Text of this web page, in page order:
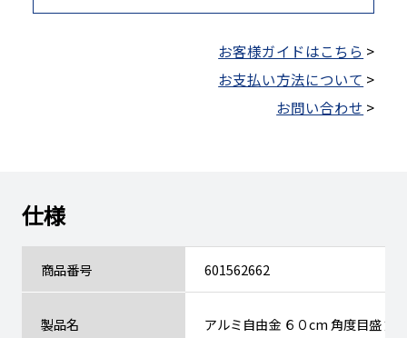
お客様ガイドはこちら >
お支払い方法について >
お問い合わせ >
仕様
商品番号 601562662
製品名 アルミ自由金 ６０cm 角度目盛 筋